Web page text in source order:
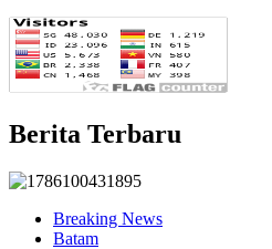
Berita Terbaru
Breaking News
Batam